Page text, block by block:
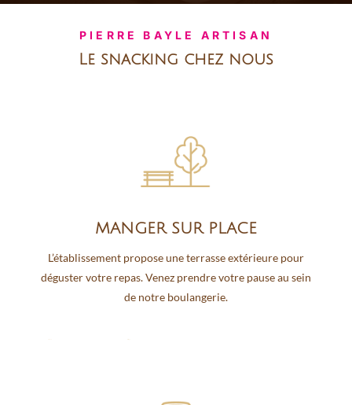
PIERRE BAYLE ARTISAN
Le snacking chez nous
MANGER SUR PLACE
L’établissement propose une terrasse extérieure pour
déguster votre repas. Venez prendre votre pause au sein
de notre boulangerie.